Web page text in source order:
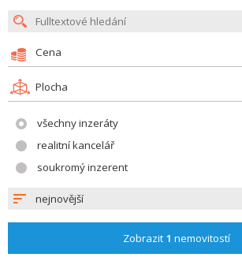
Cena
Plocha
všechny inzeráty
realitní kancelář
soukromý inzerent
nejnovější
Zobrazit 1 nemovitostí